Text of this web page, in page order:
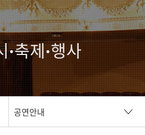
ꞏ축제ꞏ행사
공연안내